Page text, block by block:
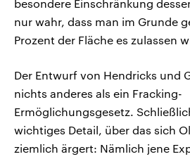
besondere Einschränkung
nur wahr, dass man im Grunde
Prozent der Fläche es zulassen
Der Entwurf von Hendricks und
nichts anderes als ein Fracking-
Ermöglichungsgesetz.
wichtiges Detail, über das sich
ziemlich ärgert: Nämlich jene